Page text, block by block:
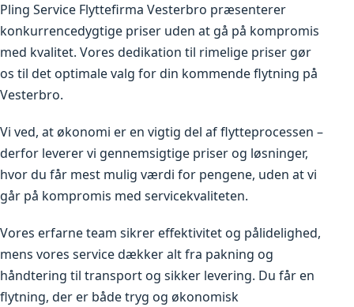
Pling Service Flyttefirma Vesterbro præsenterer
konkurrencedygtige priser uden at gå på kompromis
med kvalitet. Vores dedikation til rimelige priser gør
os til det optimale valg for din kommende flytning på
Vesterbro.
Vi ved, at økonomi er en vigtig del af flytteprocessen –
derfor leverer vi gennemsigtige priser og løsninger,
hvor du får mest mulig værdi for pengene, uden at vi
går på kompromis med servicekvaliteten.
Vores erfarne team sikrer effektivitet og pålidelighed,
mens vores service dækker alt fra pakning og
håndtering til transport og sikker levering. Du får en
flytning, der er både tryg og økonomisk